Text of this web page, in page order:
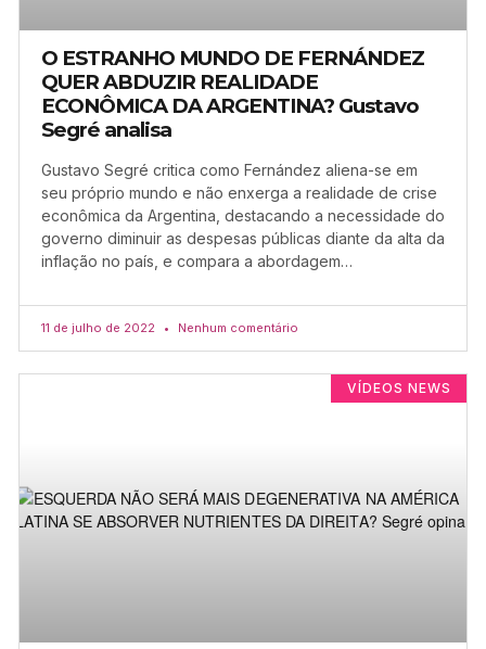
O ESTRANHO MUNDO DE FERNÁNDEZ
QUER ABDUZIR REALIDADE
ECONÔMICA DA ARGENTINA? Gustavo
Segré analisa
Gustavo Segré critica como Fernández aliena-se em
seu próprio mundo e não enxerga a realidade de crise
econômica da Argentina, destacando a necessidade do
governo diminuir as despesas públicas diante da alta da
inflação no país, e compara a abordagem…
11 de julho de 2022 Nenhum comentário
VÍDEOS NEWS